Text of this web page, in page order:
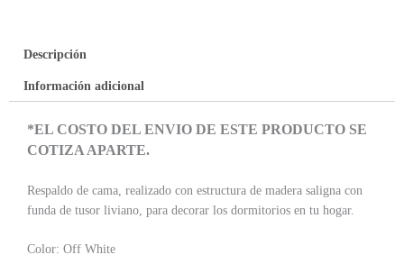
Descripción
Información adicional
*EL COSTO DEL ENVIO DE ESTE PRODUCTO SE
COTIZA APARTE.
Respaldo de cama, realizado con estructura de madera saligna con
funda de tusor liviano, para decorar los dormitorios en tu hogar.
Color: Off White